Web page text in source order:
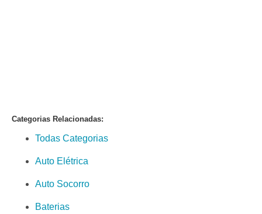
Categorias Relacionadas:
Todas Categorias
Auto Elétrica
Auto Socorro
Baterias